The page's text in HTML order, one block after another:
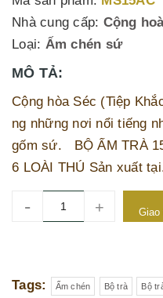
Nhà cung cấp: Cộng
Loại: Ấm chén sứ
MÔ TẢ:
Cộng hòa Séc (Tiệp
ng những nơi nổi tiếng
gốm sứ. BỘ ẤM TRÀ
6 LOÀI THÚ Sản xuất
- + Giao
Tags: Ấm chén Bộ trà Bộ